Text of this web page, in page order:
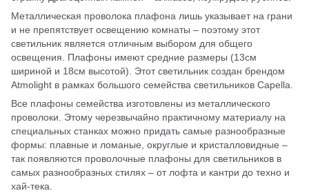
Металлическая проволока плафона лишь указывает на грани
и не препятствует освещению комнаты – поэтому этот
светильник является отличным выбором для общего
освещения. Плафоны имеют средние размеры (13см
шириной и 18см высотой). Этот светильник создан брендом
Atmolight в рамках большого семейства светильников Capella.
Все плафоны семейства изготовлены из металлического
проволоки. Этому черезвычайно практичному материалу на
специальных станках можно придать самые разнообразные
формы: плавные и ломаные, округлые и кристалловидные –
так появляются проволочные плафоны для светильников в
самых разнообразных стилях – от лофта и кантри до техно и
хай-тека.